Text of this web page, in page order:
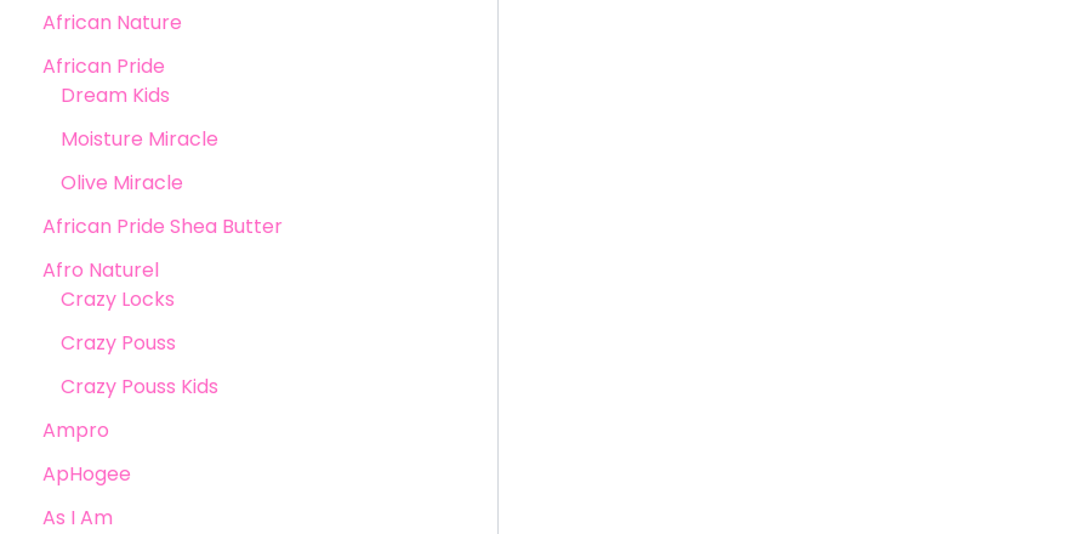
African Nature
African Pride
Dream Kids
Moisture Miracle
Olive Miracle
African Pride Shea Butter
Afro Naturel
Crazy Locks
Crazy Pouss
Crazy Pouss Kids
Ampro
ApHogee
As I Am